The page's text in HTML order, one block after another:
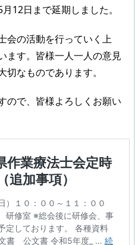
12日まで延期しました。
会の活動を行っていく上
ます。皆様一人一人の意見
なものであります。
ので、皆様よろしくお願い